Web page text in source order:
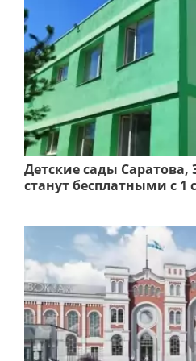
Детские сады Саратова,
станут бесплатными с 1